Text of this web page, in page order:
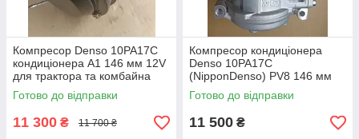
Компресор Denso 10РА17С
кондиціонера А1 146 мм 12V
для трактора та комбайна
John Deere RE55422,
SE501468
Готово до відправки
11 300 ₴ 11 700 ₴
Компресор кондиціонера
Denso 10РА17С
(NipponDenso) PV8 146 мм
12V універсальний для
трактора John Deere
RE64024 TY6789
Готово до відправки
11 500 ₴